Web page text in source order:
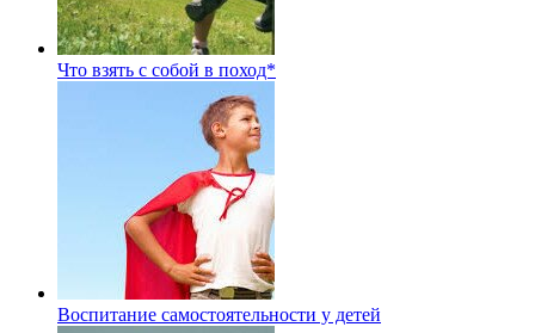
Что взять с собой в поход*
Воспитание самостоятельности у детей